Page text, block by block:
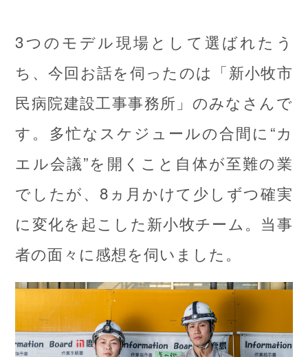
3つのモデル現場として選ばれたう
ち、今回お話を伺ったのは「新小牧市
民病院建設工事事務所」のみなさんで
す。多忙なスケジュールの合間に“カ
エル会議”を開くこと自体が至難の業
でしたが、8ヵ月かけて少しずつ確実
に変化を起こした新小牧チーム。当事
者の面々に感想を伺いました。